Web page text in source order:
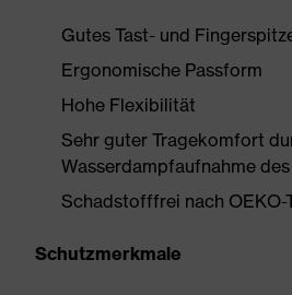
Gutes Tast- und
Ergonomische Passform
Hohe Flexibilität
Sehr guter Tragekomfort
Wasserdampfaufnahme
Schadstofffrei nach OEKO-
Schutzmerkmale